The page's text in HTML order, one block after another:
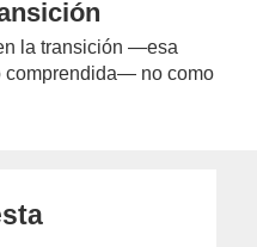
la transición —esa
comprendida— no como